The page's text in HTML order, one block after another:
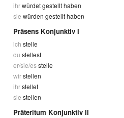
ihrwürdet gestellt haben
sie würden gestellt haben
Präsens Konjunktiv I
ich stelle
du stellest
er/sie/esstelle
wirstellen
ihrstellet
sie stellen
Präteritum Konjunktiv II